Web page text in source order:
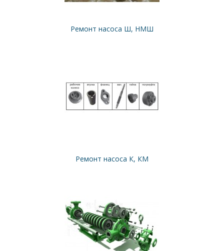
Ремонт насоса Ш, НМШ
Ремонт насоса К, КМ